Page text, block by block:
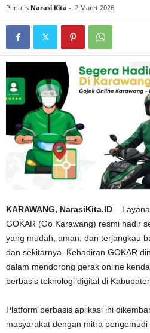
Penulis Narasi Kita - 2 Maret 2026
KARAWANG, NarasiKita.ID –
GOKAR (Go Karawang) resmi hadir
yang mudah, aman, dan terjangkau
dan sekitarnya. Kehadiran GOKAR
dalam mendorong gerak online
berbasis teknologi digital di
Platform berbasis aplikasi ini
masyarakat dengan mitra